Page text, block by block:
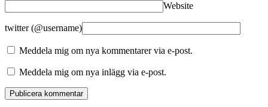
Website
twitter (@username)
Meddela mig om nya kommentarer via e-post.
Meddela mig om nya inlägg via e-post.